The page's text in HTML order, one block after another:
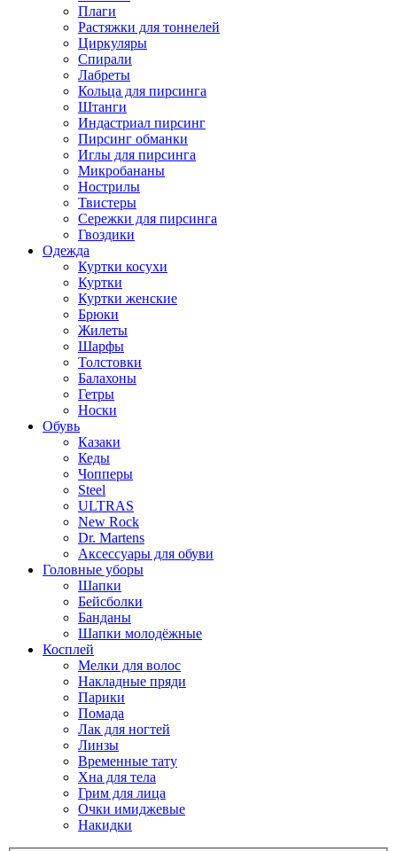
Плаги
Растяжки для тоннелей
Циркуляры
Спирали
Лабреты
Кольца для пирсинга
Штанги
Индастриал пирсинг
Пирсинг обманки
Иглы для пирсинга
Микробананы
Нострилы
Твистеры
Сережки для пирсинга
Гвоздики
Одежда
Куртки косухи
Куртки
Куртки женские
Брюки
Жилеты
Шарфы
Толстовки
Балахоны
Гетры
Носки
Обувь
Казаки
Кеды
Чопперы
Steel
ULTRAS
New Rock
Dr. Martens
Аксессуары для обуви
Головные уборы
Шапки
Бейсболки
Банданы
Шапки молодёжные
Косплей
Мелки для волос
Накладные пряди
Парики
Помада
Лак для ногтей
Линзы
Временные тату
Хна для тела
Грим для лица
Очки имиджевые
Накидки